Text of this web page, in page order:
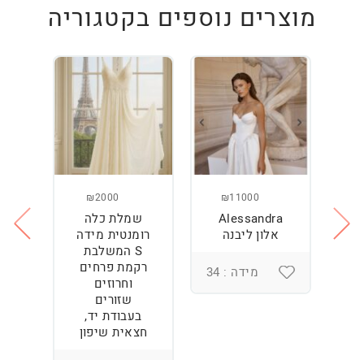
מוצרים נוספים בקטגוריה
₪11000
Alessandra
אלון ליבנה
מידה : 34
₪2000
שמלת כלה
רומנטית מידה
S המשלבת
רקמת פרחים
וחרוזים
שזורים
בעבודת יד,
חצאית שיפון